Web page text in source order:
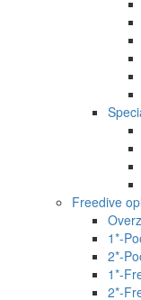
Freedive
1*-
2*-
1*-
2*-